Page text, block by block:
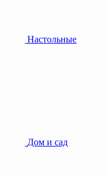
Настольные
Дом и сад